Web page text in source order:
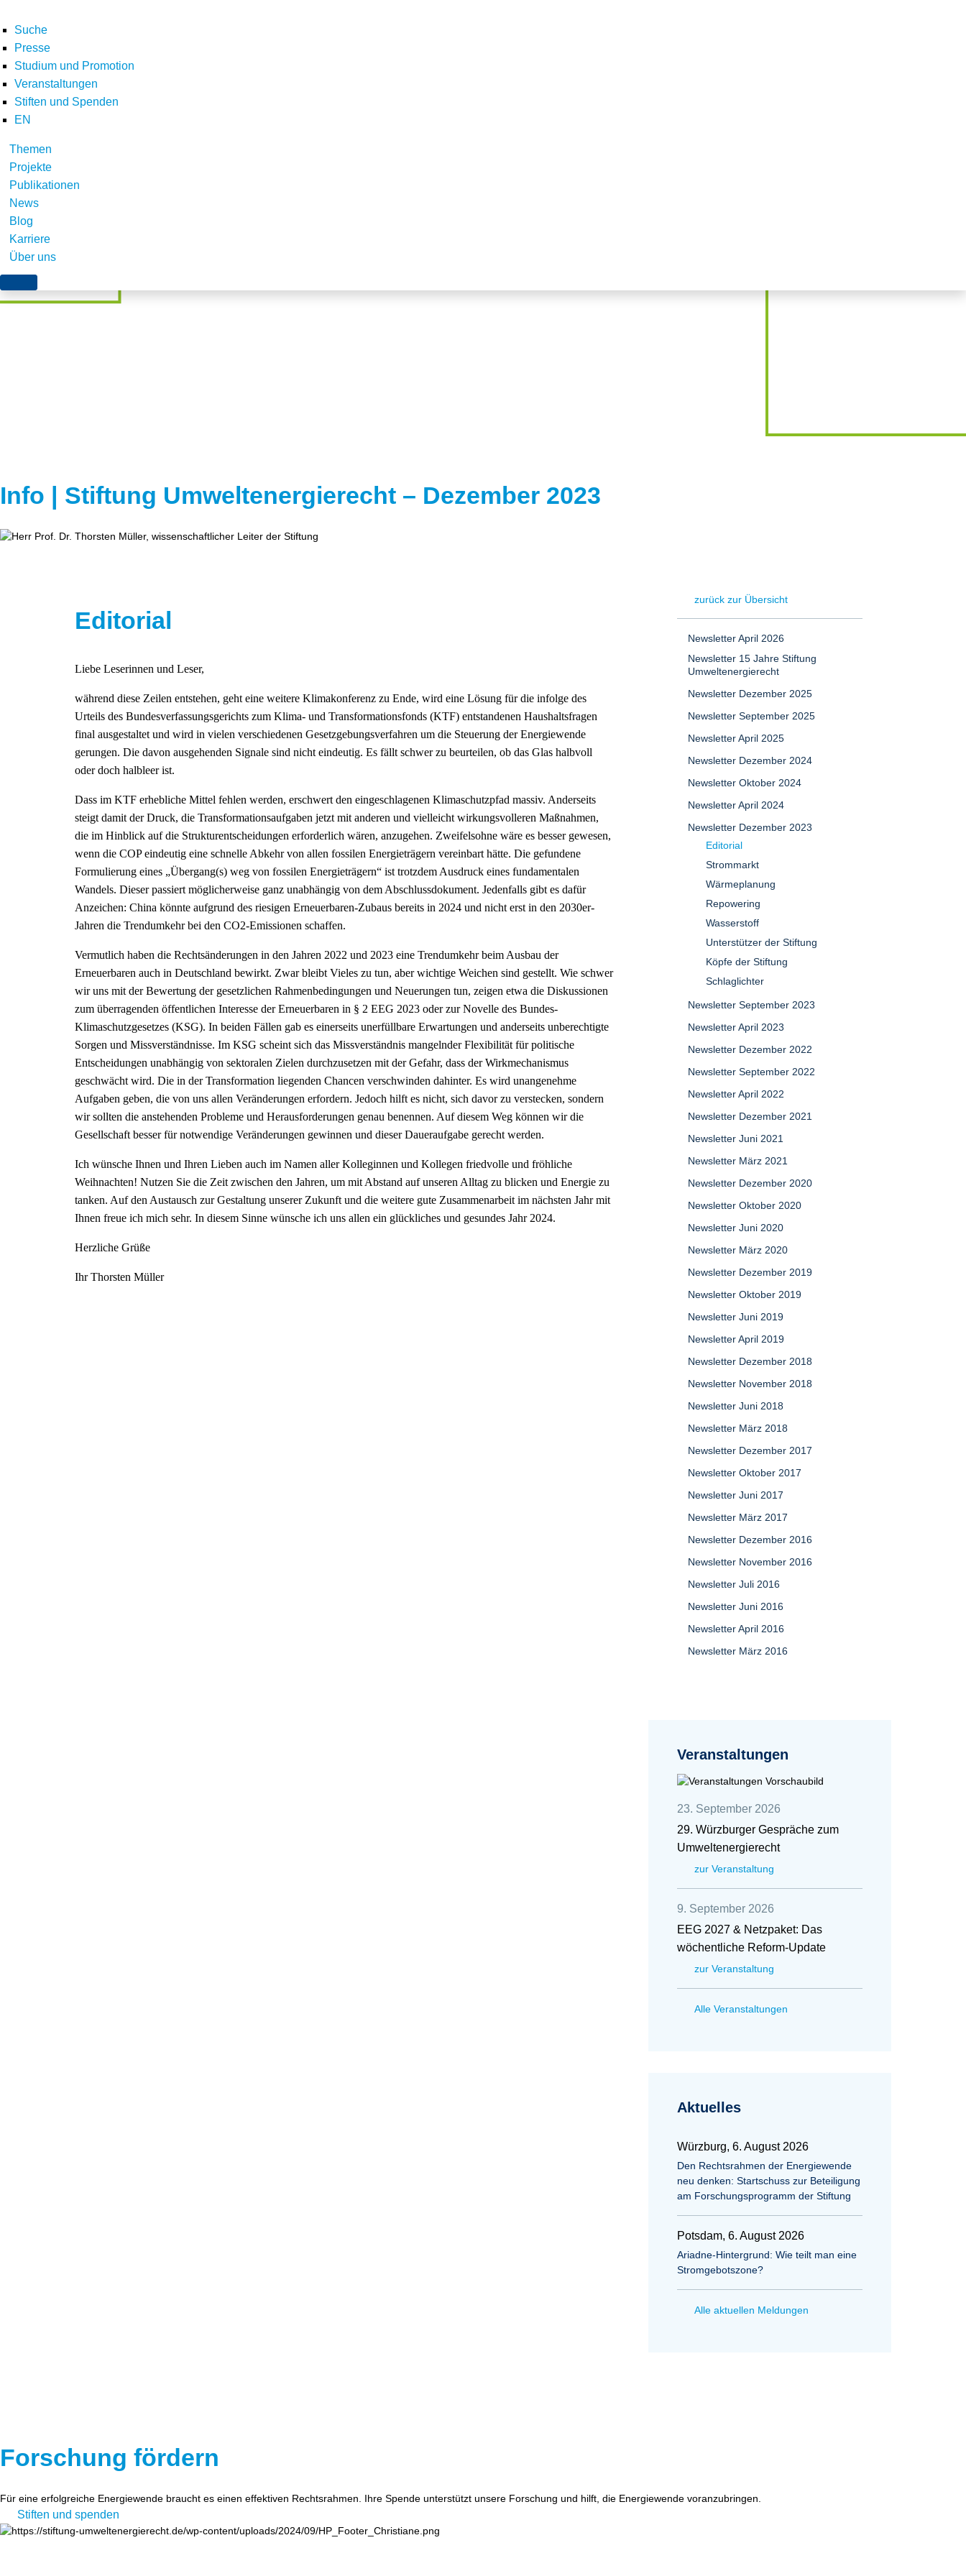
Suche
Presse
Studium und Promotion
Veranstaltungen
Stiften und Spenden
EN
Themen
Projekte
Publikationen
News
Blog
Karriere
Über uns
Home E-Letter Newsletter Dezember 2023
Teilen
Info | Stiftung Umweltenergierecht – Dezember 2023
Editorial
Liebe Leserinnen und Leser,
während diese Zeilen entstehen, geht eine weitere Klimakonferenz zu Ende, wird eine Lösung für die infolge des
Urteils des Bundesverfassungsgerichts zum Klima- und Transformationsfonds (KTF) entstandenen Haushaltsfragen
final ausgestaltet und wird in vielen verschiedenen Gesetzgebungsverfahren um die Steuerung der Energiewende
gerungen. Die davon ausgehenden Signale sind nicht eindeutig. Es fällt schwer zu beurteilen, ob das Glas halbvoll
oder doch halbleer ist.
Dass im KTF erhebliche Mittel fehlen werden, erschwert den eingeschlagenen Klimaschutzpfad massiv. Anderseits
steigt damit der Druck, die Transformationsaufgaben jetzt mit anderen und vielleicht wirkungsvolleren Maßnahmen,
die im Hinblick auf die Strukturentscheidungen erforderlich wären, anzugehen. Zweifelsohne wäre es besser gewesen,
wenn die COP eindeutig eine schnelle Abkehr von allen fossilen Energieträgern vereinbart hätte. Die gefundene
Formulierung eines „Übergang(s) weg von fossilen Energieträgern“ ist trotzdem Ausdruck eines fundamentalen
Wandels. Dieser passiert möglicherweise ganz unabhängig von dem Abschlussdokument. Jedenfalls gibt es dafür
Anzeichen: China könnte aufgrund des riesigen Erneuerbaren-Zubaus bereits in 2024 und nicht erst in den 2030er-
Jahren die Trendumkehr bei den CO2-Emissionen schaffen.
Vermutlich haben die Rechtsänderungen in den Jahren 2022 und 2023 eine Trendumkehr beim Ausbau der
Erneuerbaren auch in Deutschland bewirkt. Zwar bleibt Vieles zu tun, aber wichtige Weichen sind gestellt. Wie schwer
wir uns mit der Bewertung der gesetzlichen Rahmenbedingungen und Neuerungen tun, zeigen etwa die Diskussionen
zum überragenden öffentlichen Interesse der Erneuerbaren in § 2 EEG 2023 oder zur Novelle des Bundes-
Klimaschutzgesetzes (KSG). In beiden Fällen gab es einerseits unerfüllbare Erwartungen und anderseits unberechtigte
Sorgen und Missverständnisse. Im KSG scheint sich das Missverständnis mangelnder Flexibilität für politische
Entscheidungen unabhängig von sektoralen Zielen durchzusetzen mit der Gefahr, dass der Wirkmechanismus
geschwächt wird. Die in der Transformation liegenden Chancen verschwinden dahinter. Es wird unangenehme
Aufgaben geben, die von uns allen Veränderungen erfordern. Jedoch hilft es nicht, sich davor zu verstecken, sondern
wir sollten die anstehenden Probleme und Herausforderungen genau benennen. Auf diesem Weg können wir die
Gesellschaft besser für notwendige Veränderungen gewinnen und dieser Daueraufgabe gerecht werden.
Ich wünsche Ihnen und Ihren Lieben auch im Namen aller Kolleginnen und Kollegen friedvolle und fröhliche
Weihnachten! Nutzen Sie die Zeit zwischen den Jahren, um mit Abstand auf unseren Alltag zu blicken und Energie zu
tanken. Auf den Austausch zur Gestaltung unserer Zukunft und die weitere gute Zusammenarbeit im nächsten Jahr mit
Ihnen freue ich mich sehr. In diesem Sinne wünsche ich uns allen ein glückliches und gesundes Jahr 2024.
Herzliche Grüße
Ihr Thorsten Müller
zurück zur Übersicht
Newsletter April 2026
Newsletter 15 Jahre Stiftung
Umweltenergierecht
Newsletter Dezember 2025
Newsletter September 2025
Newsletter April 2025
Newsletter Dezember 2024
Newsletter Oktober 2024
Newsletter April 2024
Newsletter Dezember 2023
Editorial
Strommarkt
Wärmeplanung
Repowering
Wasserstoff
Unterstützer der Stiftung
Köpfe der Stiftung
Schlaglichter
Newsletter September 2023
Newsletter April 2023
Newsletter Dezember 2022
Newsletter September 2022
Newsletter April 2022
Newsletter Dezember 2021
Newsletter Juni 2021
Newsletter März 2021
Newsletter Dezember 2020
Newsletter Oktober 2020
Newsletter Juni 2020
Newsletter März 2020
Newsletter Dezember 2019
Newsletter Oktober 2019
Newsletter Juni 2019
Newsletter April 2019
Newsletter Dezember 2018
Newsletter November 2018
Newsletter Juni 2018
Newsletter März 2018
Newsletter Dezember 2017
Newsletter Oktober 2017
Newsletter Juni 2017
Newsletter März 2017
Newsletter Dezember 2016
Newsletter November 2016
Newsletter Juli 2016
Newsletter Juni 2016
Newsletter April 2016
Newsletter März 2016
Veranstaltungen
23. September 2026
29. Würzburger Gespräche zum
Umweltenergierecht
zur Veranstaltung
9. September 2026
EEG 2027 & Netzpaket: Das
wöchentliche Reform-Update
zur Veranstaltung
Alle Veranstaltungen
Aktuelles
Würzburg, 6. August 2026
Den Rechtsrahmen der Energiewende
neu denken: Startschuss zur Beteiligung
am Forschungsprogramm der Stiftung
Potsdam, 6. August 2026
Ariadne-Hintergrund: Wie teilt man eine
Stromgebotszone?
Alle aktuellen Meldungen
Forschung fördern
Für eine erfolgreiche Energiewende braucht es einen effektiven Rechtsrahmen. Ihre Spende unterstützt unsere Forschung und hilft, die Energiewende voranzubringen.
Stiften und spenden